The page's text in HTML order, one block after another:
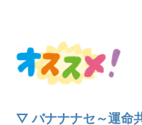
▽ バナナナセ～運命